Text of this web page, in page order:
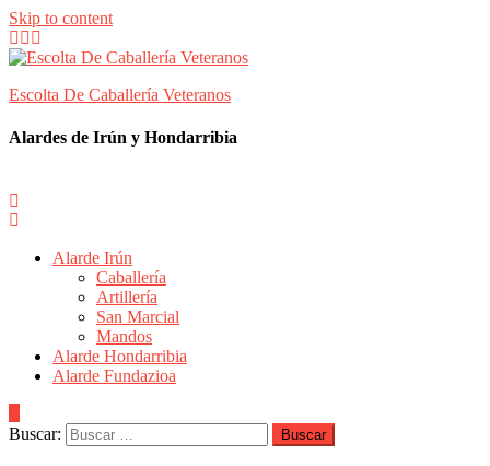
Skip to content
Escolta De Caballería Veteranos
Alardes de Irún y Hondarribia
Alarde Irún
Caballería
Artillería
San Marcial
Mandos
Alarde Hondarribia
Alarde Fundazioa
Buscar: